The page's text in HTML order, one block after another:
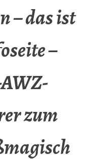
– das ist
–
zum